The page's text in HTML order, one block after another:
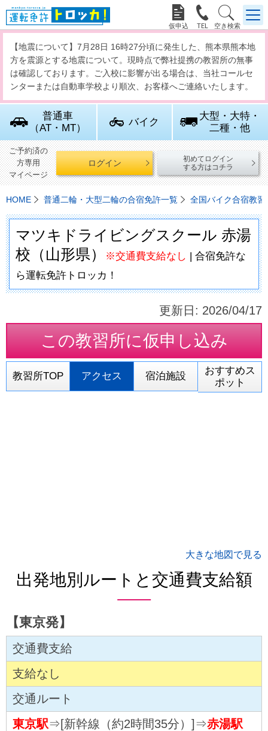
  
【地震について】7月28日 16時27分頃に発生した、熊本県熊本地
方を震源とする地震について。現時点で弊社提携の教習所の無事
は確認しております。ご入校に影響が出る場合は、当社コールセ
ンターまたは自動車学校より順次、お客様へご連絡いたします。
普通車
（AT・MT）
バイク
大型・大特・
二種・他
ご予約済の
方専用
マイページ
ログイン
初めてログイン
する方はコチラ
HOME 普通二輪・大型二輪の合宿免許一覧 全国バイク合宿教習
マツキドライビングスクール 赤湯
校（山形県）
※交通費支給なし | 合宿免許な
ら運転免許トロッカ！
更新日: 2026/04/17
この教習所に仮申し込み
教習所TOP アクセス 宿泊施設
おすすめス
ポット
大きな地図で見る
出発地別ルートと交通費支給額
【東京発】
交通費支給
支給なし
交通ルート
東京駅⇒[新幹線（約2時間35分）]⇒赤湯駅